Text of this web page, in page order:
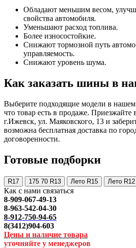
Обладают меньшим весом,
свойства автомобиля.
Уменьшают расход топлива.
Более износостойкие.
Снижают тормозной путь
управляемость.
Снижают уровень шума.
Как заказать шины в
Выберите подходящие модели в нашем
что товар есть в продаже. Приезжайте
г.Ижевск, ул. Маяковского, 13 и
возможна бесплатная доставка по
договоренности.
Готовые подборки
R17 175 70 R13 Лето R15 Лето R12
Как с нами связаться
8-909-067-49-13
8-963-542-04-30
8-912-750-94-65
8(3412)904-603
Цены и наличие товара
уточняйте у менеджеров